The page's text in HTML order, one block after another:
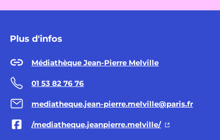
Plus d'infos
Médiathèque Jean-Pierre Melville
01 53 82 76 76
mediatheque.jean-pierre.melville@paris.fr
/mediatheque.jeanpierre.melville/